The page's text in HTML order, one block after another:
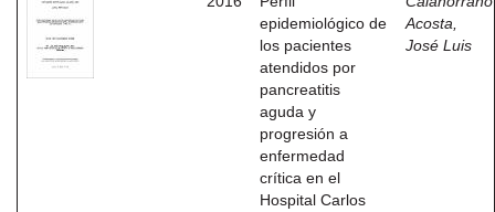
epidemiológico de
los pacientes
atendidos por
pancreatitis
aguda y
progresión a
enfermedad
crítica en el
Hospital Carlos
Acosta,
José Luis